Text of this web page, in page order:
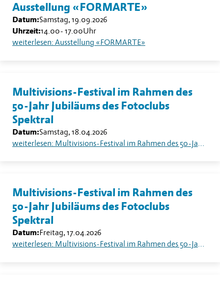
Ausstellung «FORMARTE»
Datum:Samstag, 19.09.2026
Uhrzeit:14.00- 17.00Uhr
weiterlesen: Ausstellung «FORMARTE»
Multivisions-Festival im Rahmen des
50-Jahr Jubiläums des Fotoclubs
Spektral
Datum:Samstag, 18.04.2026
weiterlesen: Multivisions-Festival im Rahmen des 50-Jahr Jubiläums des Fotoclubs Spektral
Multivisions-Festival im Rahmen des
50-Jahr Jubiläums des Fotoclubs
Spektral
Datum:Freitag, 17.04.2026
weiterlesen: Multivisions-Festival im Rahmen des 50-Jahr Jubiläums des Fotoclubs Spektral